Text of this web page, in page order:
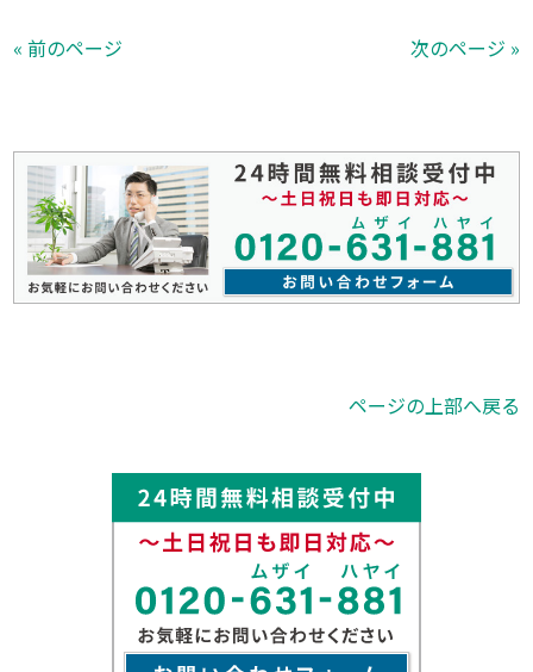
« 前のページ 次のページ »
ページの上部へ戻る